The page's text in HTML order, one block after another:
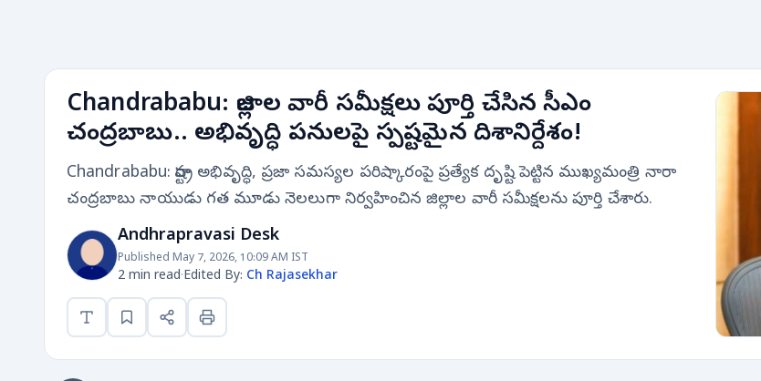
Chandrababu: జిల్లాల వారీ సమీక్షలు పూర్తి చేసిన సీఎం
చంద్రబాబు.. అభివృద్ధి పనులపై స్పష్టమైన దిశానిర్దేశం!
Chandrababu: రాష్ట్ర అభివృద్ధి, ప్రజా సమస్యల పరిష్కారంపై ప్రత్యేక దృష్టి పెట్టిన ముఖ్యమంత్రి నారా
చంద్రబాబు నాయుడు గత మూడు నెలలుగా నిర్వహించిన జిల్లాల వారీ సమీక్షలను పూర్తి చేశారు.
Andhrapravasi Desk
Published May 7, 2026, 10:09 AM IST
2 min read·Edited By: Ch Rajasekhar